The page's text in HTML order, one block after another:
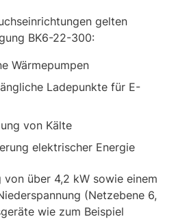
gelten
BK6-22-300:
Wärmepumpen
Ladepunkte für E-
von Kälte
elektrischer Energie
über 4,2 kW sowie einem
(Netzebene 6,
wie zum Beispiel